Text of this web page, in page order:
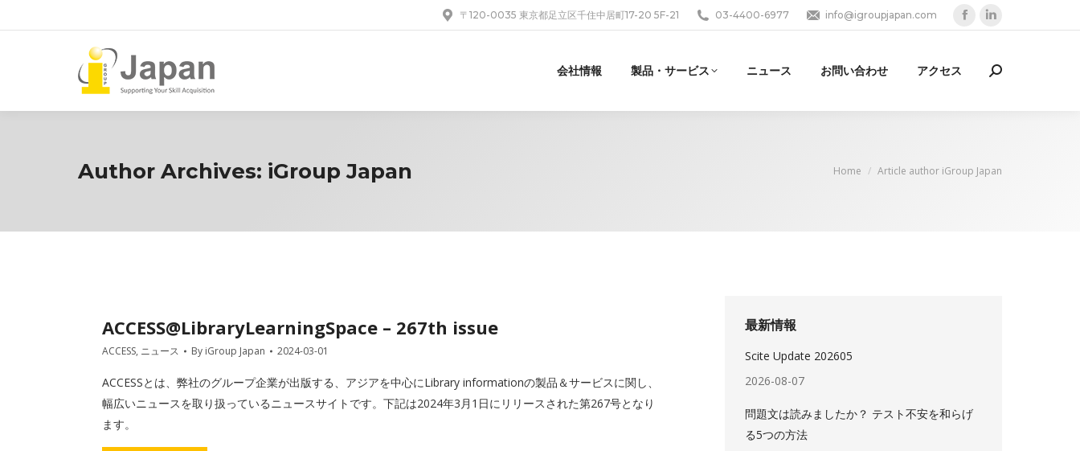
〒120-0035 東京都足立区千住中居町17-20 5F-21 03-4400-6977 info@igroupjapan.com
opensopens
会社情報 製品・サービス ニュース お問い合わせ アクセス Search:
Author Archives: iGroup Japan You are here:
Home Article author iGroup Japan
ACCESS@LibraryLearningSpace – 267th issue
ACCESS, ニュース By iGroup Japan 2024-03-01
ACCESSとは、弊社のグループ企業が出版する、アジアを中心にLibrary informationの製品＆サービスに関し、
幅広いニュースを取り扱っているニュースサイトです。下記は2024年3月1日にリリースされた第267号となり
ます。
最新情報
Scite Update 202605
2026-08-07
問題文は読みましたか？ テスト不安を和らげ
る5つの方法